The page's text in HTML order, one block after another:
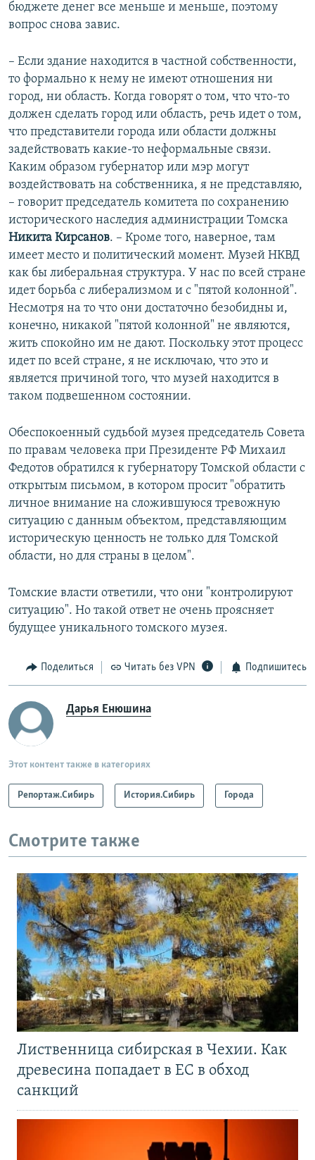
бюджете денег все меньше и меньше, поэтому
вопрос снова завис.
​– Если здание находится в частной собственности,
то формально к нему не имеют отношения ни
город, ни область. Когда говорят о том, что что-то
должен сделать город или область, речь идет о том,
что представители города или области должны
задействовать какие-то неформальные связи.
Каким образом губернатор или мэр могут
воздействовать на собственника, я не представляю,
– говорит председатель комитета по сохранению
исторического наследия администрации Томска
Никита Кирсанов. – Кроме того, наверное, там
имеет место и политический момент. Музей НКВД
как бы либеральная структура. У нас по всей стране
идет борьба с либерализмом и с "пятой колонной".
Несмотря на то что они достаточно безобидны и,
конечно, никакой "пятой колонной" не являются,
жить спокойно им не дают. Поскольку этот процесс
идет по всей стране, я не исключаю, что это и
является причиной того, что музей находится в
таком подвешенном состоянии.
Обеспокоенный судьбой музея председатель Совета
по правам человека при Президенте РФ Михаил
Федотов обратился к губернатору Томской области с
открытым письмом, в котором просит "обратить
личное внимание на сложившуюся тревожную
ситуацию с данным объектом, представляющим
историческую ценность не только для Томской
области, но для страны в целом".
Томские власти ответили, что они "контролируют
ситуацию". Но такой ответ не очень проясняет
будущее уникального томского музея.
Поделиться Читать без VPN Подпишитесь
Дарья Енюшина
Этот контент также в категориях
Репортаж.Сибирь История.Сибирь Города
Смотрите также
Лиственница сибирская в Чехии. Как
древесина попадает в ЕС в обход
санкций